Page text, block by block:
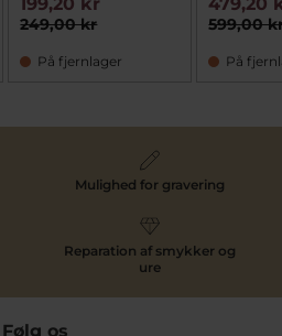
249,00 kr
På fjernlager
599,00
På
Mulighed for gravering
Reparation af smykker og
ure
Følg os